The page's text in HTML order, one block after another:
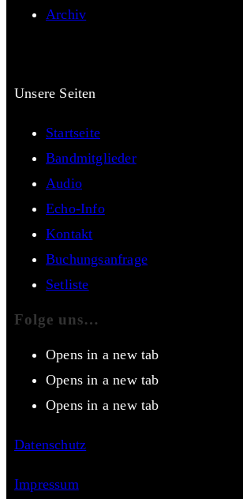
Archiv
Unsere Seiten
Startseite
Bandmitglieder
Audio
Echo-Info
Kontakt
Buchungsanfrage
Setliste
Folge uns…
Opens in a new tab
Opens in a new tab
Opens in a new tab
Datenschutz
Impressum